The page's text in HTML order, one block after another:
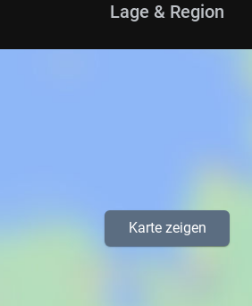
Lage & Region
Karte zeigen